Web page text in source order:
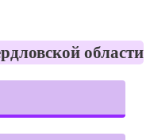
области